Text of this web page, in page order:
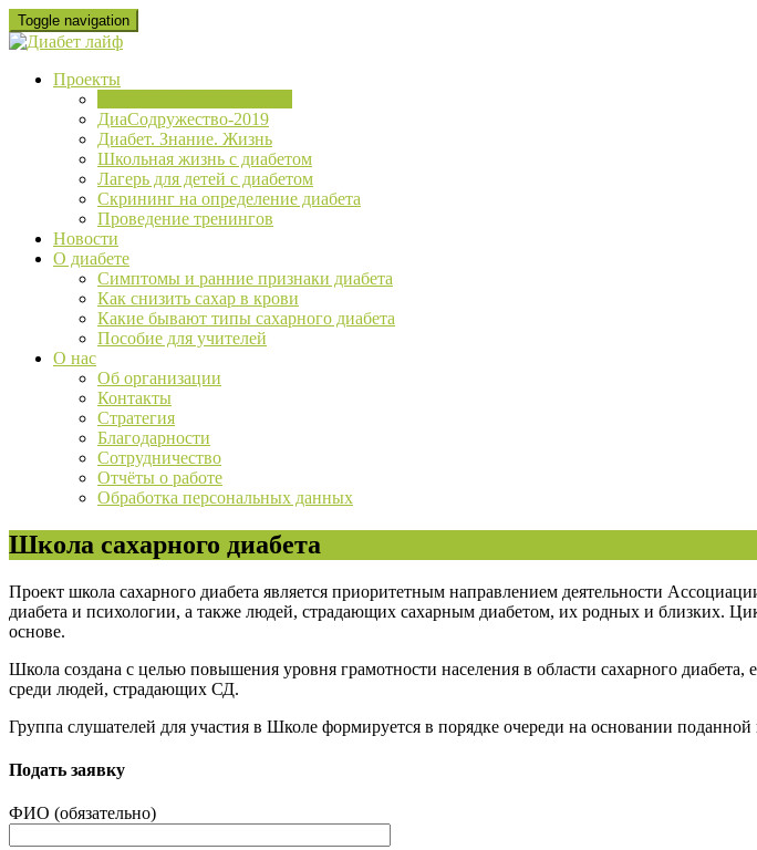
Skip
to
content
Toggle navigation
Проекты
ДиаСодружество-2019
Диабет. Знание. Жизнь
Школьная жизнь с диабетом
Лагерь для детей с диабетом
Скрининг на определение диабета
Проведение тренингов
Новости
О диабете
Cимптомы и ранние признаки диабета
Как снизить сахар в крови
Какие бывают типы сахарного диабета
Пособие для учителей
О нас
Об организации
Контакты
Стратегия
Благодарности
Сотрудничество
Отчёты о работе
Обработка персональных данных
Школа сахарного диабета
Проект школа сахарного диабета является приоритетным направлением деятельности
диабета и психологии, а также людей, страдающих сахарным диабетом, их родных и близких.
основе.
Школа создана с целью повышения уровня грамотности населения в области сахарного
среди людей, страдающих СД.
Группа слушателей для участия в Школе формируется в порядке очереди на основании поданной
Подать заявку
ФИО (обязательно)